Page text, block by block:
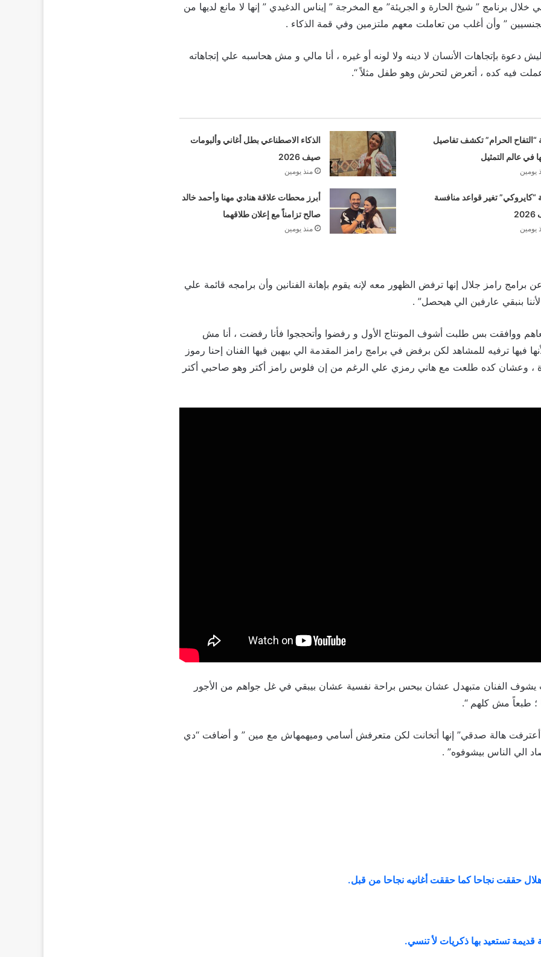
خلال برنامج ” شيخ الحارة و الجريئة” مع المخرجة ” إيناس الدغيدي ” إنها لا مانع لديها من
” وأن أغلب من تعاملت معهم ملتزمين وفي قمة الذكاء .
دعوة بإتجاهات الأنسان لا دينه ولا لونه أو غيره ، أنا مالي و مش هحاسبه علي إتجاهاته
فيه كده ، أتعرض لتحرش وهو طفل مثلاً “.
“التفاح الحرام” تكشف تفاصيل
في عالم التمثيل
يومين
الذكاء الاصطناعي بطل أغاني وألبومات
صيف 2026
منذ يومين
“كايروكي” تغير قواعد منافسة
يومين
أبرز محطات علاقة هنادي مهنا وأحمد خالد
صالح تزامناً مع إعلان طلاقهما
منذ يومين
برامج رامز جلال إنها ترفض الظهور معه لإنه يقوم بإهانة الفنانين وأن برامجه قائمة علي
بنبقي عارفين الي هيحصل” .
ووافقت بس طلبت أشوف المونتاج الأول و رفضوا وأتحججوا فأنا رفضت ، أنا مش
فيها ترفيه للمشاهد لكن برفض في برامج رامز المقدمة الي بيهين فيها الفنان إحنا رموز
، وعشان كده طلعت مع هاني رمزي علي الرغم من إن فلوس رامز أكتر وهو صاحبي أكتر
يشوف الفنان متبهدل عشان بيحس براحة نفسية عشان بيبقي في غل جواهم من الأجور
؛ طبعاً مش كلهم “.
هالة صدقي” إنها أتخانت لكن متعرفش أسامي وميهمهاش مع مين ” و أضافت “دي
الي الناس بيشوفوه” .
حققت نجاحا كما حققت أغانيه نجاحا من قبل.
تستعيد بها ذكريات لأ تنسي.